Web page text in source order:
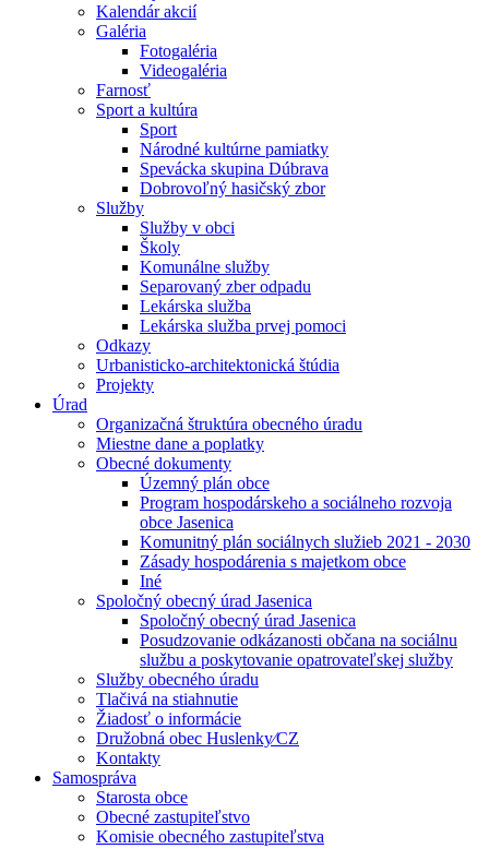
Kalendár akcií
Galéria
Fotogaléria
Videogaléria
Farnosť
Sport a kultúra
Sport
Národné kultúrne pamiatky
Spevácka skupina Dúbrava
Dobrovoľný hasičský zbor
Služby
Služby v obci
Školy
Komunálne služby
Separovaný zber odpadu
Lekárska služba
Lekárska služba prvej pomoci
Odkazy
Urbanisticko-architektonická štúdia
Projekty
Úrad
Organizačná štruktúra obecného úradu
Miestne dane a poplatky
Obecné dokumenty
Územný plán obce
Program hospodárskeho a sociálneho rozvoja
obce Jasenica
Komunitný plán sociálnych služieb 2021 - 2030
Zásady hospodárenia s majetkom obce
Iné
Spoločný obecný úrad Jasenica
Spoločný obecný úrad Jasenica
Posudzovanie odkázanosti občana na sociálnu
službu a poskytovanie opatrovateľskej služby
Služby obecného úradu
Tlačivá na stiahnutie
Žiadosť o informácie
Družobná obec Huslenky⁄CZ
Kontakty
Samospráva
Starosta obce
Obecné zastupiteľstvo
Komisie obecného zastupiteľstva